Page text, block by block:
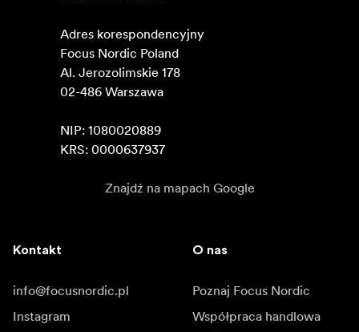
Adres korespondencyjny
Focus Nordic Poland
Al. Jerozolimskie 178
02-486 Warszawa
NIP: 1080020889
KRS: 0000637937
Znajdź na mapach Google
Kontakt
info@focusnordic.pl
Instagram
O nas
Poznaj Focus Nordic
Współpraca handlowa